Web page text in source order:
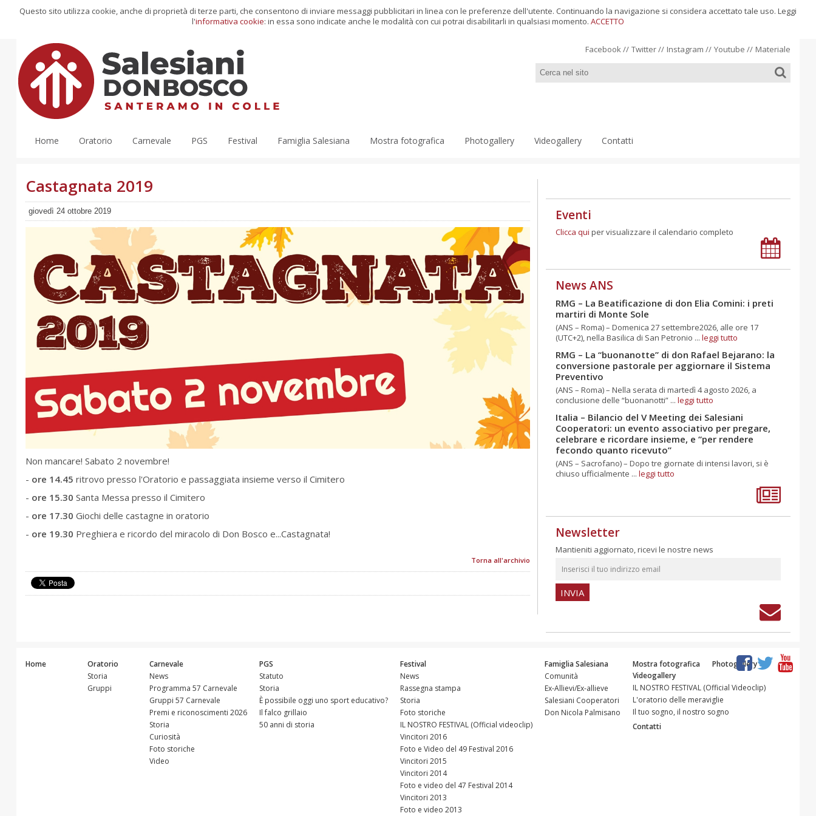
Questo sito utilizza cookie, anche di proprietà di terze parti, che consentono di inviare messaggi pubblicitari in linea con le preferenze dell'utente. Continuando la navigazione si considera accettato tale uso. Leggi
l'informativa cookie: in essa sono indicate anche le modalità con cui potrai disabilitarli in qualsiasi momento. ACCETTO
Facebook// Twitter// Instagram // Youtube // Materiale
Home Oratorio Carnevale PGS Festival Famiglia Salesiana Mostra fotografica Photogallery Videogallery Contatti
Castagnata 2019
giovedì 24 ottobre 2019
Non mancare! Sabato 2 novembre!
- ore 14.45 ritrovo presso l'Oratorio e passaggiata insieme verso il Cimitero
- ore 15.30 Santa Messa presso il Cimitero
- ore 17.30 Giochi delle castagne in oratorio
- ore 19.30 Preghiera e ricordo del miracolo di Don Bosco e...Castagnata!
Torna all'archivio
Eventi
Clicca qui per visualizzare il calendario completo
News ANS
RMG – La Beatificazione di don Elia Comini: i preti
martiri di Monte Sole
(ANS – Roma) – Domenica 27 settembre2026, alle ore 17
(UTC+2), nella Basilica di San Petronio ... leggi tutto
RMG – La “buonanotte” di don Rafael Bejarano: la
conversione pastorale per aggiornare il Sistema
Preventivo
(ANS – Roma) – Nella serata di martedì 4 agosto 2026, a
conclusione delle “buonanotti” ... leggi tutto
Italia – Bilancio del V Meeting dei Salesiani
Cooperatori: un evento associativo per pregare,
celebrare e ricordare insieme, e “per rendere
fecondo quanto ricevuto”
(ANS – Sacrofano) – Dopo tre giornate di intensi lavori, si è
chiuso ufficialmente ... leggi tutto
Newsletter
Mantieniti aggiornato, ricevi le nostre news
Home
Oratorio
Storia
Gruppi
Carnevale
News
Programma 57 Carnevale
Gruppi 57 Carnevale
Premi e riconoscimenti 2026
Storia
Curiosità
Foto storiche
Video
PGS
Statuto
Storia
È possibile oggi uno sport educativo?
Il falco grillaio
50 anni di storia
Festival
News
Rassegna stampa
Storia
Foto storiche
IL NOSTRO FESTIVAL (Official videoclip)
Vincitori 2016
Foto e Video del 49 Festival 2016
Vincitori 2015
Vincitori 2014
Foto e video del 47 Festival 2014
Vincitori 2013
Foto e video 2013
Famiglia Salesiana
Comunità
Ex-Allievi/Ex-allieve
Salesiani Cooperatori
Don Nicola Palmisano
Mostra fotografica
Photogallery
Videogallery
IL NOSTRO FESTIVAL (Official Videoclip)
L'oratorio delle meraviglie
Il tuo sogno, il nostro sogno
Contatti